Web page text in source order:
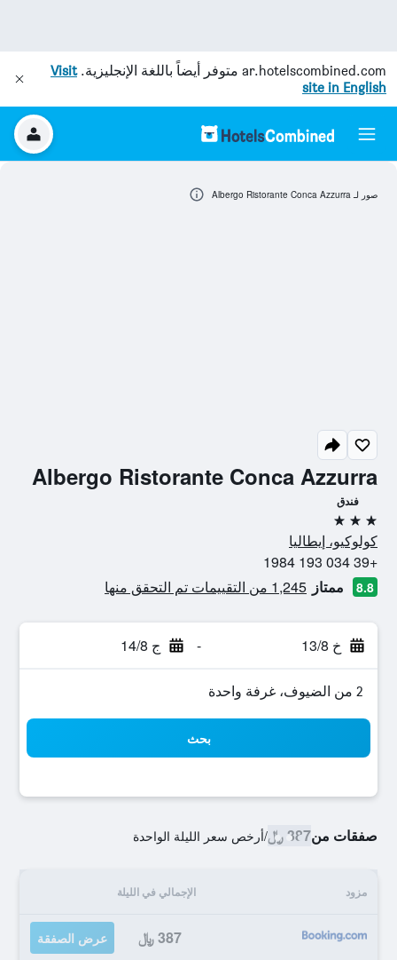
ar.hotelscombined.com متوفر أيضاً باللغة الإنجليزية.Visit
site in English
Albergo Ristorante Conca Azzurra
فندق
3 نجوم
كولوكيو، إيطاليا
+39 034 193 1984
8.8 ممتاز 1,245 من التقييمات تم التحقق منها
خ 13/8 - ج 14/8
2 من الضيوف، غرفة واحدة
بحث
صفقات من387 ﷼ /أرخص سعر الليلة الواحدة
مزود الإجمالي في الليلة
387 ﷼ عرض الصفقة
صور لـ Albergo Ristorante Conca Azzurra